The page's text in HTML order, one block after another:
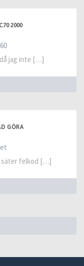
2000
jag inte […]
GÖRA
säter felkod […]